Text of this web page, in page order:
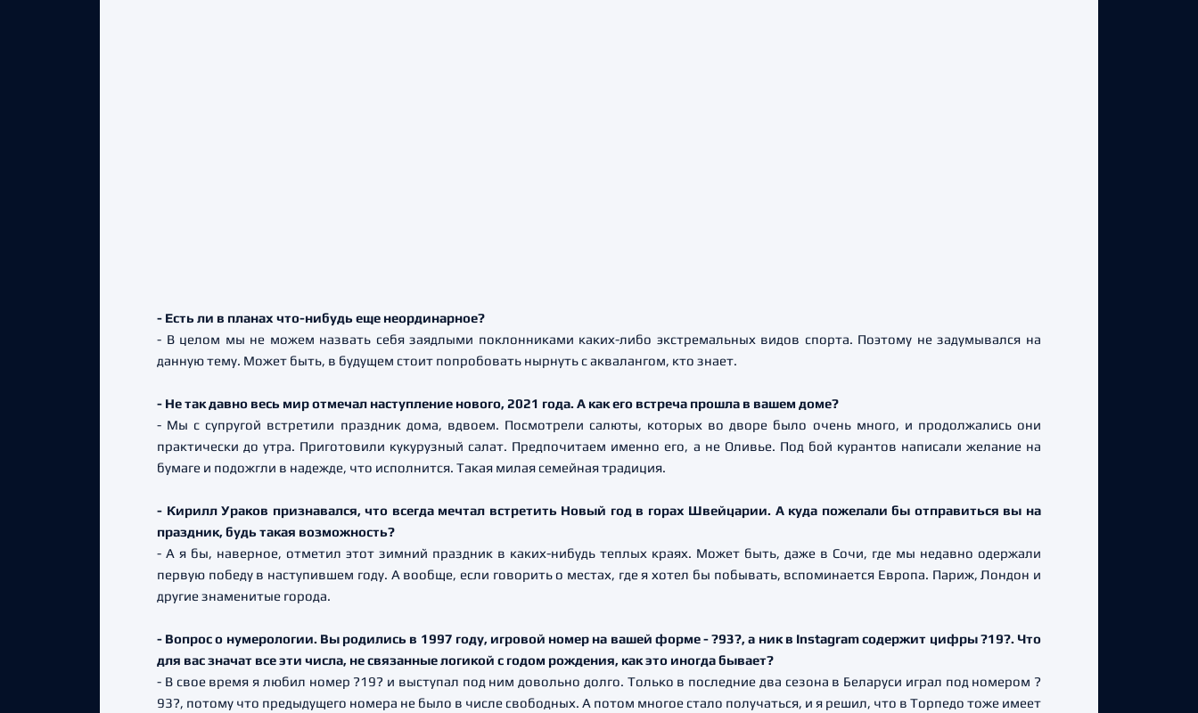
- Есть ли в планах что-нибудь еще неординарное?
- В целом мы не можем назвать себя заядлыми поклонниками каких-либо экстремальных видов спорта. Поэтому не задумывался на
данную тему. Может быть, в будущем стоит попробовать нырнуть с аквалангом, кто знает.
- Не так давно весь мир отмечал наступление нового, 2021 года. А как его встреча прошла в вашем доме?
- Мы с супругой встретили праздник дома, вдвоем. Посмотрели салюты, которых во дворе было очень много, и продолжались они
практически до утра. Приготовили кукурузный салат. Предпочитаем именно его, а не Оливье. Под бой курантов написали желание на
бумаге и подожгли в надежде, что исполнится. Такая милая семейная традиция.
- Кирилл Ураков признавался, что всегда мечтал встретить Новый год в горах Швейцарии. А куда пожелали бы отправиться вы на
праздник, будь такая возможность?
- А я бы, наверное, отметил этот зимний праздник в каких-нибудь теплых краях. Может быть, даже в Сочи, где мы недавно одержали
первую победу в наступившем году. А вообще, если говорить о местах, где я хотел бы побывать, вспоминается Европа. Париж, Лондон и
другие знаменитые города.
- Вопрос о нумерологии. Вы родились в 1997 году, игровой номер на вашей форме - ?93?, а ник в Instagram содержит цифры ?19?. Что
для вас значат все эти числа, не связанные логикой с годом рождения, как это иногда бывает?
- В свое время я любил номер ?19? и выступал под ним довольно долго. Только в последние два сезона в Беларуси играл под номером ?
93?, потому что предыдущего номера не было в числе свободных. А потом многое стало получаться, и я решил, что в Торпедо тоже имеет